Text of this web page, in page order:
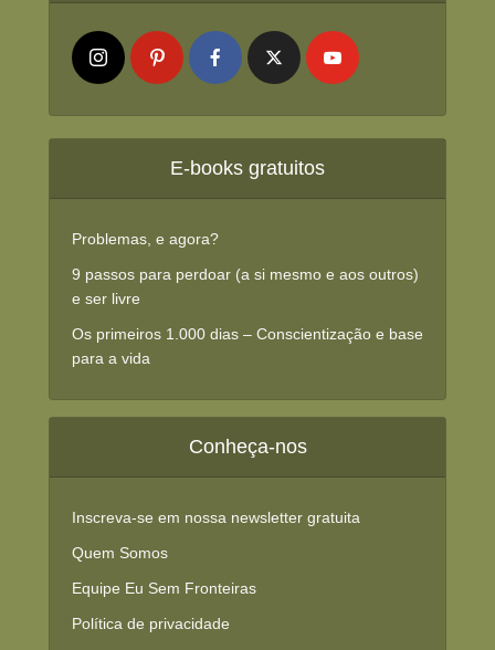
E-books gratuitos
Problemas, e agora?
9 passos para perdoar (a si mesmo e aos outros)
e ser livre
Os primeiros 1.000 dias – Conscientização e base
para a vida
Conheça-nos
Inscreva-se em nossa newsletter gratuita
Quem Somos
Equipe Eu Sem Fronteiras
Política de privacidade